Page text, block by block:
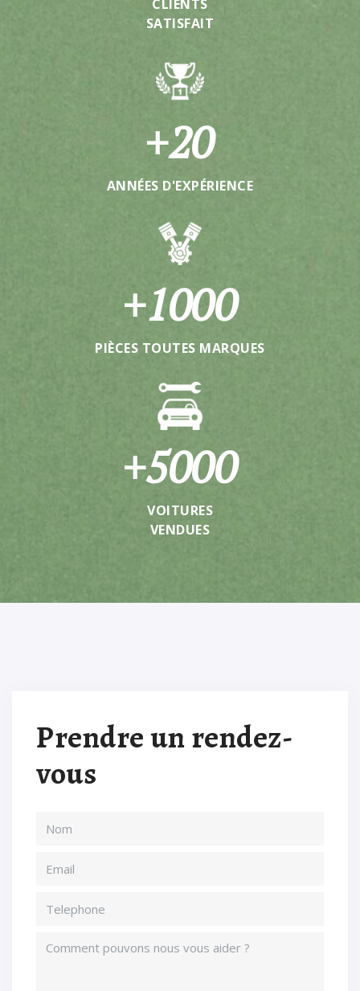
CLIENTS
SATISFAIT
+20
ANNÉES D'EXPÉRIENCE
+1000
PIÈCES TOUTES MARQUES
+5000
VOITURES
VENDUES
Prendre un rendez-
vous